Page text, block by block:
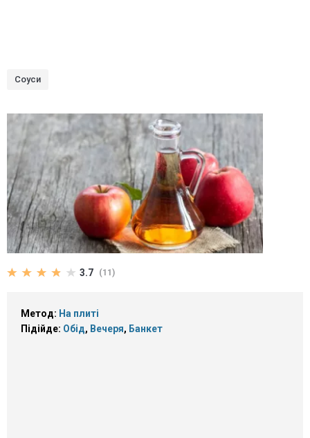
Соуси
3.7 (11)
Метод: На плиті
Підійде: Обід, Вечеря, Банкет